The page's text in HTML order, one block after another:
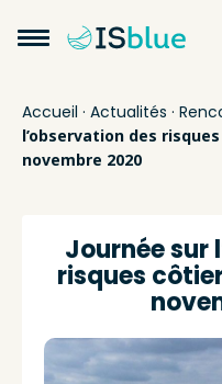
Accueil · Actualités ·
l’observation des
novembre 2020
Journée sur
risques